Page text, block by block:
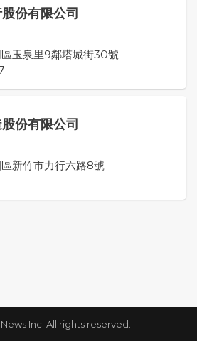
份有限公司
玉泉里9鄰塔城街30號
份有限公司
新竹市力行六路8號
Inc. All rights reserved.